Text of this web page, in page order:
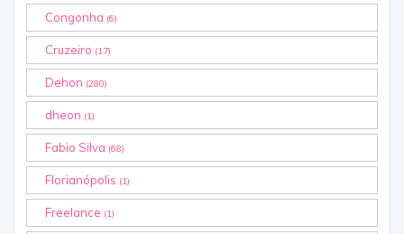
Congonha (6)
Cruzeiro (17)
Dehon (280)
dheon (1)
Fabio Silva (68)
Florianópolis (1)
Freelance (1)